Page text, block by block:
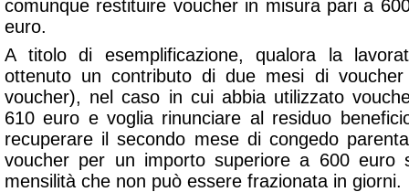
comunque restituire voucher in misura pari a
euro.
A titolo di esemplificazione, qualora la
ottenuto un contributo di due mesi di
voucher), nel caso in cui abbia utilizzato
610 euro e voglia rinunciare al residuo
recuperare il secondo mese di congedo
voucher per un importo superiore a 600 euro
mensilità che non può essere frazionata in giorni.